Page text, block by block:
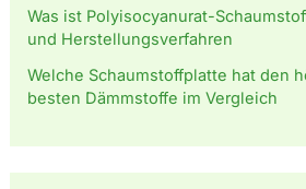
Was ist Polyisocyanurat-
und Herstellungsverfahren
Welche Schaumstoffplatte hat den
besten Dämmstoffe im Vergleich